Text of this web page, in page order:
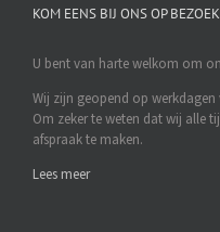
KOM EENS BIJ ONS OP BEZOEK
U bent van harte welkom om
Wij zijn geopend op werkdagen
Om zeker te weten dat wij alle
afspraak te maken.
Lees meer